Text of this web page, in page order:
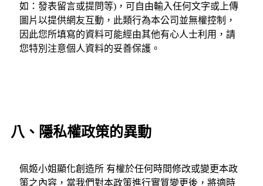
如：發表留言或提問等)，可自由輸入任何文字或上傳
圖片以提供網友互動，此類行為本公司並無權控制，
因此您所填寫的資料可能經由其他有心人士利用，請
您特別注意個人資料的妥善保護。
八、隱私權政策的異動
佩姬小姐顯化創造所 有權於任何時間修改或變更本政
策之內容，當我們對本政策進行實質變更後，將適時